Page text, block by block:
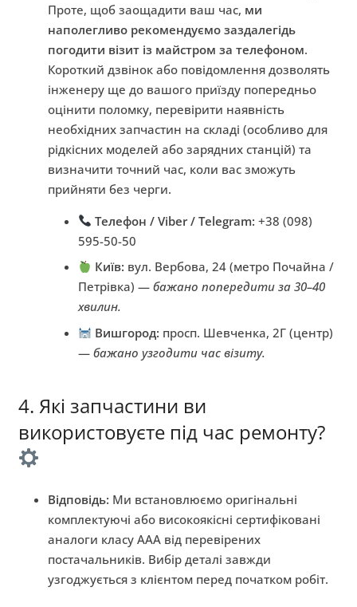
Проте, щоб заощадити ваш час, ми
наполегливо рекомендуємо заздалегідь
погодити візит із майстром за телефоном.
Короткий дзвінок або повідомлення дозволять
інженеру ще до вашого приїзду попередньо
оцінити поломку, перевірити наявність
необхідних запчастин на складі (особливо для
рідкісних моделей або зарядних станцій) та
визначити точний час, коли вас зможуть
прийняти без черги.
Телефон / Viber / Telegram: +38 (098)
595-50-50
Київ: вул. Вербова, 24 (метро Почайна /
Петрівка) — бажано попередити за 30–40
хвилин.
Вишгород: просп. Шевченка, 2Г (центр)
— бажано узгодити час візиту.
4. Які запчастини ви
використовуєте під час ремонту?
Відповідь: Ми встановлюємо оригінальні
комплектуючі або високоякісні сертифіковані
аналоги класу AAA від перевірених
постачальників. Вибір деталі завжди
узгоджується з клієнтом перед початком робіт.